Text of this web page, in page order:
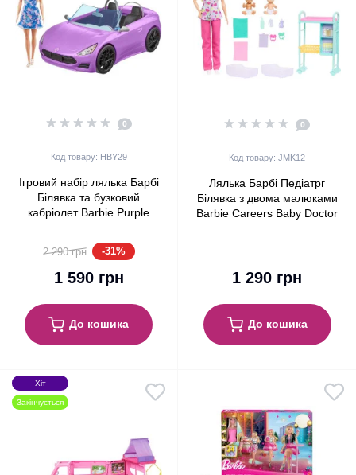
0
Код товару: HBY29
Ігровий набір лялька Барбі
Білявка та бузковий
кабріолет Barbie Purple
Doll (HBY29)
2 290 грн -31%
1 590 грн
До кошика
0
Код товару: JMK12
Лялька Барбі Педіатрг
Білявка з двома малюками
Barbie Careers Baby Doctor
1 290 грн
До кошика
Хіт
Закінчується